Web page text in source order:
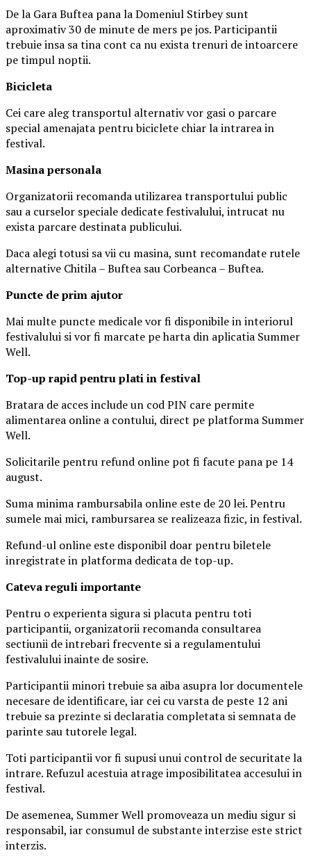
De la Gara Buftea pana la Domeniul Stirbey sunt
aproximativ 30 de minute de mers pe jos. Participantii
trebuie insa sa tina cont ca nu exista trenuri de intoarcere
pe timpul noptii.
Bicicleta
Cei care aleg transportul alternativ vor gasi o parcare
special amenajata pentru biciclete chiar la intrarea in
festival.
Masinapersonala
Organizatorii recomanda utilizarea transportului public
sau a curselor speciale dedicate festivalului, intrucat nu
exista parcare destinata publicului.
Daca alegi totusi sa vii cu masina, sunt recomandate rutele
alternative Chitila – Buftea sau Corbeanca – Buftea.
Puncte de prim ajutor
Mai multe puncte medicale vor fi disponibile in interiorul
festivalului si vor fi marcate pe harta din aplicatia Summer
Well.
Top-up rapid pentru plati in festival
Bratara de acces include un cod PIN care permite
alimentarea online a contului, direct pe platforma Summer
Well.
Solicitarile pentru refund online pot fi facute pana pe 14
august.
Suma minima rambursabila online este de 20 lei. Pentru
sumele mai mici, rambursarea se realizeaza fizic, in festival.
Refund-ul online este disponibil doar pentru biletele
inregistrate in platforma dedicata de top-up.
Cateva reguli importante
Pentru o experienta sigura si placuta pentru toti
participantii, organizatorii recomanda consultarea
sectiunii de intrebari frecvente si a regulamentului
festivalului inainte de sosire.
Participantii minori trebuie sa aiba asupra lor documentele
necesare de identificare, iar cei cu varsta de peste 12 ani
trebuie sa prezinte si declaratia completata si semnata de
parinte sau tutorele legal.
Toti participantii vor fi supusi unui control de securitate la
intrare. Refuzul acestuia atrage imposibilitatea accesului in
festival.
De asemenea, Summer Well promoveaza un mediu sigur si
responsabil, iar consumul de substante interzise este strict
interzis.